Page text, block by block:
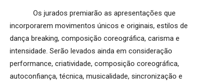
Os jurados premiarão as apresentações que
incorporarem movimentos únicos e originais, estilos de
dança breaking, composição coreográfica, carisma e
intensidade. Serão levados ainda em consideração
performance, criatividade, composição coreográfica,
autoconfiança, técnica, musicalidade, sincronização e